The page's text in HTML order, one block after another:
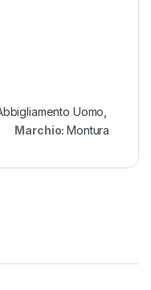
Uomo
Marchio:Montura